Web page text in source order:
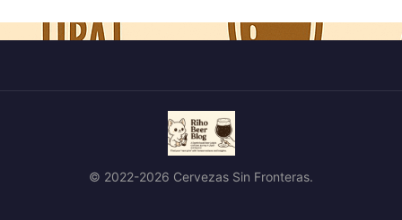
© 2022-2026 Cervezas Sin Fronteras.